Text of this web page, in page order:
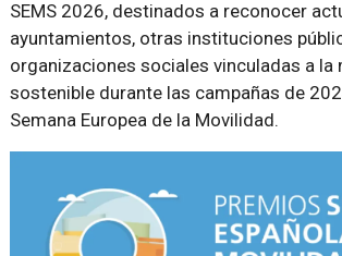
SEMS 2026, destinados a reconocer
ayuntamientos, otras instituciones
organizaciones sociales vinculadas a la
sostenible durante las campañas de
Semana Europea de la Movilidad.